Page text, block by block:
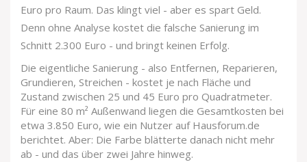
Euro pro Raum. Das klingt viel - aber es spart Geld.
Denn ohne Analyse kostet die falsche Sanierung im
Schnitt 2.300 Euro - und bringt keinen Erfolg.
Die eigentliche Sanierung - also Entfernen, Reparieren,
Grundieren, Streichen - kostet je nach Fläche und
Zustand zwischen 25 und 45 Euro pro Quadratmeter.
Für eine 80 m² Außenwand liegen die Gesamtkosten bei
etwa 3.850 Euro, wie ein Nutzer auf Hausforum.de
berichtet. Aber: Die Farbe blätterte danach nicht mehr
ab - und das über zwei Jahre hinweg.